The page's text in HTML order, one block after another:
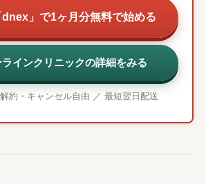
」で1ヶ月分無料で始める
インクリニックの詳細をみる
約・キャンセル自由 ／ 最短翌日配送